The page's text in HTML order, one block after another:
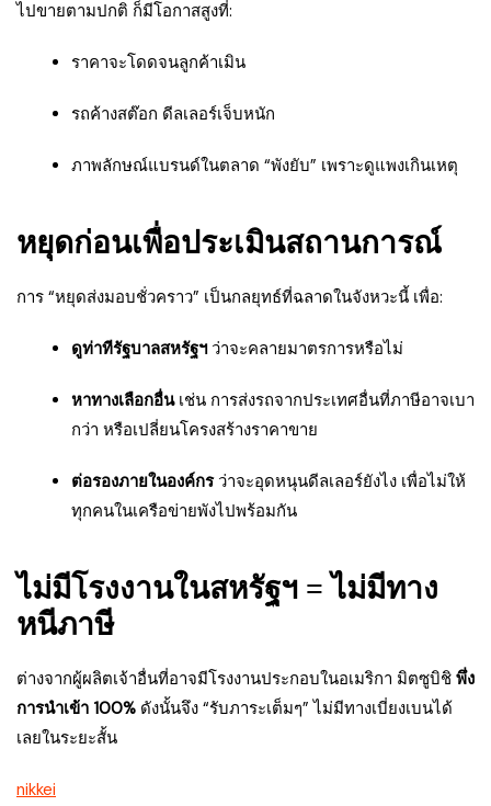
ไปขายตามปกติ ก็มีโอกาสสูงที่:
ราคาจะโดดจนลูกค้าเมิน
รถค้างสต๊อก ดีลเลอร์เจ็บหนัก
ภาพลักษณ์แบรนด์ในตลาด “พังยับ” เพราะดูแพงเกินเหตุ
หยุดก่อนเพื่อประเมินสถานการณ์
การ “หยุดส่งมอบชั่วคราว” เป็นกลยุทธ์ที่ฉลาดในจังหวะนี้ เพื่อ:
ดูท่าทีรัฐบาลสหรัฐฯว่าจะคลายมาตรการหรือไม่
หาทางเลือกอื่นเช่น การส่งรถจากประเทศอื่นที่ภาษีอาจเบา
กว่า หรือเปลี่ยนโครงสร้างราคาขาย
ต่อรองภายในองค์กรว่าจะอุดหนุนดีลเลอร์ยังไง เพื่อไม่ให้
ทุกคนในเครือข่ายพังไปพร้อมกัน
ไม่มีโรงงานในสหรัฐฯ = ไม่มีทาง
หนีภาษี
ต่างจากผู้ผลิตเจ้าอื่นที่อาจมีโรงงานประกอบในอเมริกา มิตซูบิชิ พึ่ง
การนำเข้า 100% ดังนั้นจึง “รับภาระเต็มๆ” ไม่มีทางเบี่ยงเบนได้
เลยในระยะสั้น
nikkei